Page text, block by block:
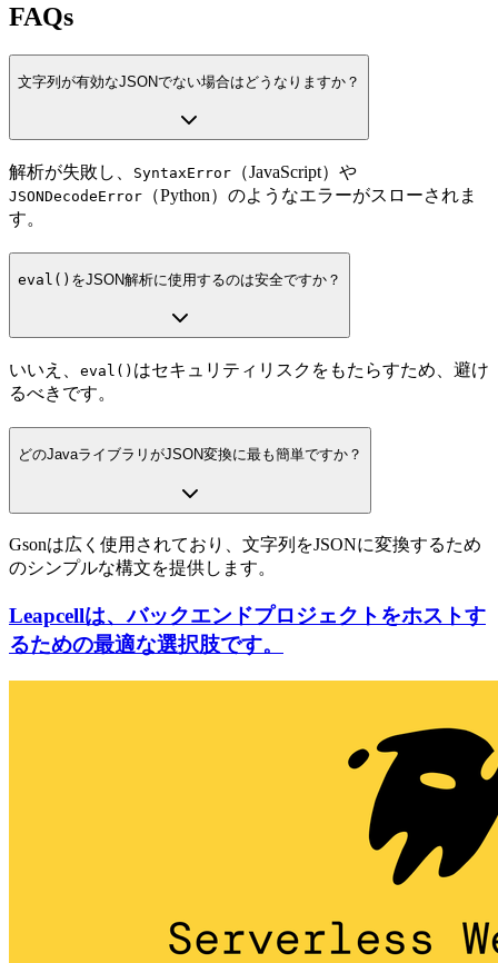
FAQs
文字列が有効なJSONでない場合はどうなりますか？
解析が失敗し、 SyntaxError （JavaScript）や
JSONDecodeError （Python）のようなエラーがスローされま
す。
eval() をJSON解析に使用するのは安全ですか？
いいえ、 eval() はセキュリティリスクをもたらすため、避け
るべきです。
どのJavaライブラリがJSON変換に最も簡単ですか？
Gsonは広く使用されており、文字列をJSONに変換するため
のシンプルな構文を提供します。
Leapcellは、バックエンドプロジェクトをホストす
るための最適な選択肢です。